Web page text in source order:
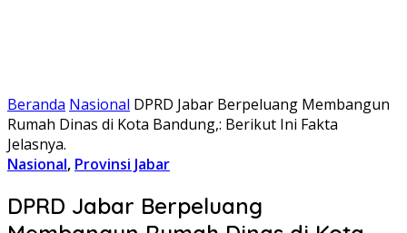
Beranda Nasional DPRD Jabar Berpeluang Membangun
Rumah Dinas di Kota Bandung,: Berikut Ini Fakta
Jelasnya.
Nasional, Provinsi Jabar
DPRD Jabar Berpeluang